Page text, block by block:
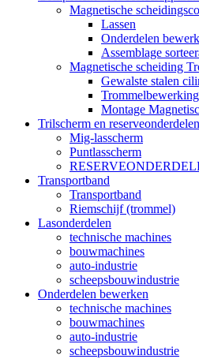
Magnetische
Lassen
Onderdelen
Assemblage
Magnetische scheiding
Gewalste stalen
Trommelbewerking
Montage
Trilscherm en reserveonderdelen
Mig-lasscherm
Puntlasscherm
Transportband
Transportband
Riemschijf (trommel)
Lasonderdelen
technische machines
bouwmachines
auto-industrie
scheepsbouwindustrie
Onderdelen bewerken
technische machines
bouwmachines
auto-industrie
scheepsbouwindustrie